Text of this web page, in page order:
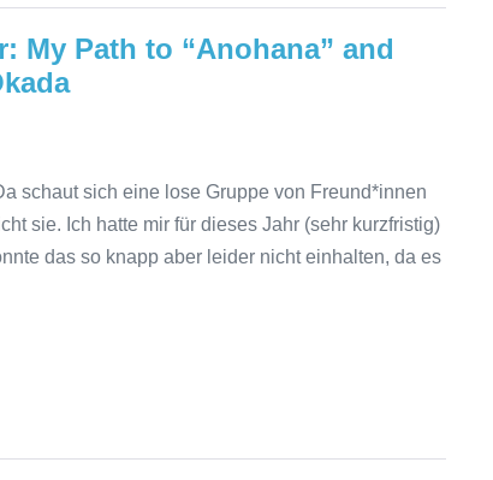
My Path to “Anohana” and
schaut sich eine lose Gruppe von Freund*innen
sie. Ich hatte mir für dieses Jahr (sehr kurzfristig)
das so knapp aber leider nicht einhalten, da es